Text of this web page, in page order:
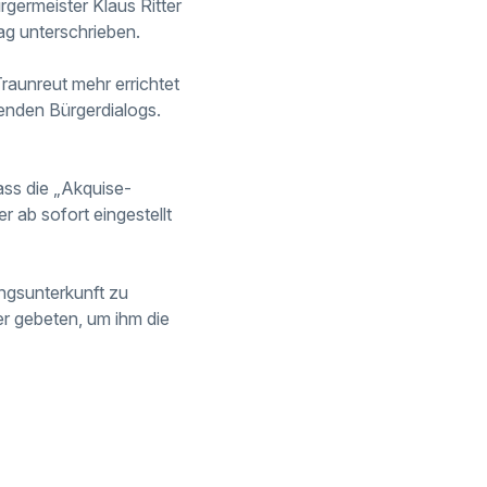
Klaus Ritter
unterschrieben.
mehr errichtet
Bürgerdialogs.
die „Akquise-
ab sofort eingestellt
zu
gebeten, um ihm die